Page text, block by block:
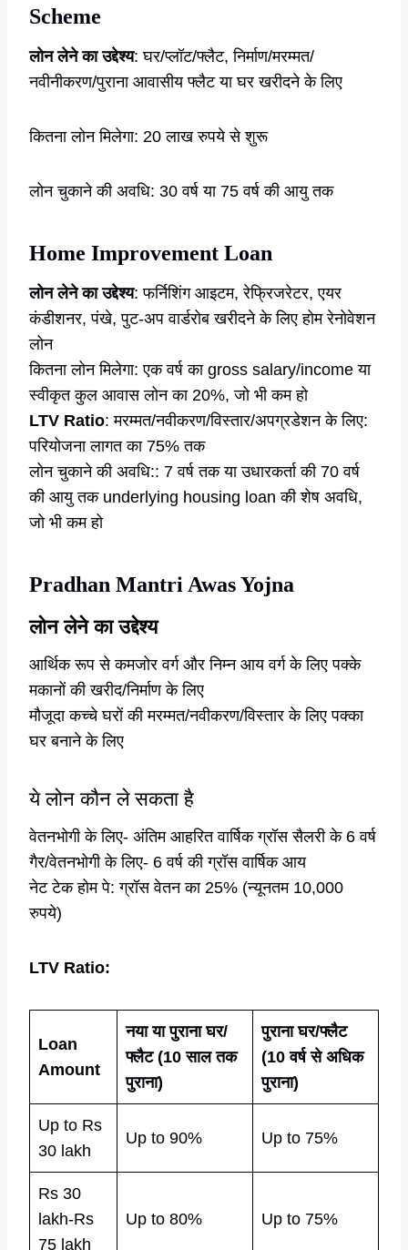
Scheme
लोन लेने का उद्देश्य: घर/प्लॉट/फ्लैट, निर्माण/मरम्मत/
नवीनीकरण/पुराना आवासीय फ्लैट या घर खरीदने के लिए
कितना लोन मिलेगा: 20 लाख रुपये से शुरू
लोन चुकाने की अवधि: 30 वर्ष या 75 वर्ष की आयु तक
Home Improvement Loan
लोन लेने का उद्देश्य: फर्निशिंग आइटम, रेफ्रिजरेटर, एयर
कंडीशनर, पंखे, पुट-अप वार्डरोब खरीदने के लिए होम रेनोवेशन
लोन
कितना लोन मिलेगा: एक वर्ष का gross salary/income या
स्वीकृत कुल आवास लोन का 20%, जो भी कम हो
LTV Ratio: मरम्मत/नवीकरण/विस्तार/अपग्रडेशन के लिए:
परियोजना लागत का 75% तक
लोन चुकाने की अवधि:: 7 वर्ष तक या उधारकर्ता की 70 वर्ष
की आयु तक underlying housing loan की शेष अवधि,
जो भी कम हो
Pradhan Mantri Awas Yojna
लोन लेने का उद्देश्य
आर्थिक रूप से कमजोर वर्ग और निम्न आय वर्ग के लिए पक्के
मकानों की खरीद/निर्माण के लिए
मौजूदा कच्चे घरों की मरम्मत/नवीकरण/विस्तार के लिए पक्का
घर बनाने के लिए
ये लोन कौन ले सकता है
वेतनभोगी के लिए- अंतिम आहरित वार्षिक ग्रॉस सैलरी के 6 वर्ष
गैर/वेतनभोगी के लिए- 6 वर्ष की ग्रॉस वार्षिक आय
नेट टेक होम पे: ग्रॉस वेतन का 25% (न्यूनतम 10,000
रुपये)
LTV Ratio:
Loan
Amount
नया या पुराना घर/
फ्लैट (10 साल तक
पुराना)
पुराना घर/फ्लैट
(10 वर्ष से अधिक
पुराना)
Up to Rs
30 lakh
Up to 90% Up to 75%
Rs 30
lakh-Rs
75 lakh
Up to 80% Up to 75%